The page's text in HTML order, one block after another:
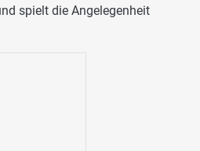
spielt die Angelegenheit